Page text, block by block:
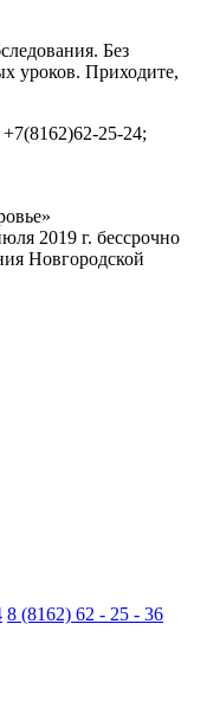
Без
уроков. Приходите,
25-24;
2019 г. бессрочно
Новгородской
8 (8162) 62 - 25 - 36